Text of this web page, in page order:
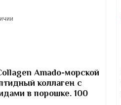
Amado-морской
коллаген с
в порошке. 100